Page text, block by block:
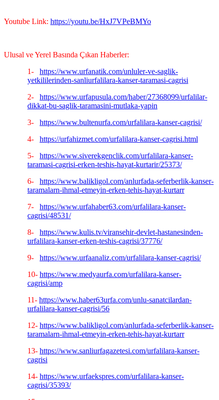
Youtube Link: https://youtu.be/HxJ7VPeBMYo
Ulusal ve Yerel Basında Çıkan Haberler:
1-
https://www.urfanatik.com/unluler-ve-saglik-
yetkililerinden-sanliurfalilara-kanser-taramasi-cagrisi
2-
https://www.urfapusula.com/haber/27368099/urfalilar-
dikkat-bu-saglik-taramasini-mutlaka-yapin
3-
https://www.bultenurfa.com/urfalilara-kanser-cagrisi/
4-
https://urfahizmet.com/urfalilara-kanser-cagrisi.html
5-
https://www.siverekgenclik.com/urfalilara-kanser-
taramasi-cagrisi-erken-teshis-hayat-kurtarir/25373/
6-
https://www.balikligol.com/anlurfada-seferberlik-kanser-
taramalarn-ihmal-etmeyin-erken-tehis-hayat-kurtarr
7-
https://www.urfahaber63.com/urfalilara-kanser-
cagrisi/48531/
8-
https://www.kulis.tv/viransehir-devlet-hastanesinden-
urfalilara-kanser-erken-teshis-cagrisi/37776/
9-
https://www.urfaanaliz.com/urfalilara-kanser-cagrisi/
10- https://www.medyaurfa.com/urfalilara-kanser-
cagrisi/amp
11- https://www.haber63urfa.com/unlu-sanatcilardan-
urfalilara-kanser-cagrisi/56
12- https://www.balikligol.com/anlurfada-seferberlik-kanser-
taramalarn-ihmal-etmeyin-erken-tehis-hayat-kurtarr
13- https://www.sanliurfagazetesi.com/urfalilara-kanser-
cagrisi
14- https://www.urfaekspres.com/urfalilara-kanser-
cagrisi/35393/